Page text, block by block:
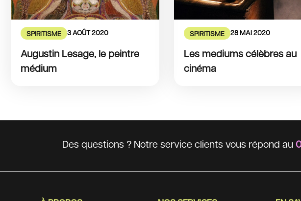
SPIRITISME 3 AOÛT 2020
Augustin Lesage, le peintre
médium
SPIRITISME 28 MAI 2020
Les mediums célèbres au
cinéma
Des questions ? Notre service clients vous répond au